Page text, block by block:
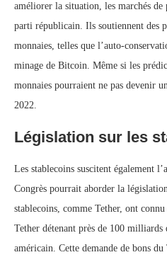
améliorer la situation, les marchés
parti républicain. Ils soutiennent des
monnaies, telles que l’auto-
minage de Bitcoin. Même si les
monnaies pourraient ne pas devenir
2022.
Législation sur les
Les stablecoins suscitent également
Congrès pourrait aborder la
stablecoins, comme Tether, ont
Tether détenant près de 100
américain. Cette demande de bons